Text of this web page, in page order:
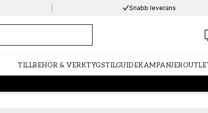
Snabb leverans
TILLBEHÖR & VERKTYGSTILGUIDEKAMPANJER